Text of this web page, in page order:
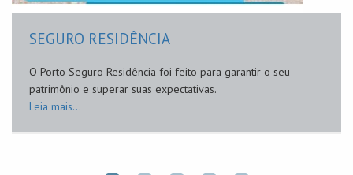
SEGURO RESIDÊNCIA
O Porto Seguro Residência foi feito para garantir o seu
patrimônio e superar suas expectativas.
Leia mais...